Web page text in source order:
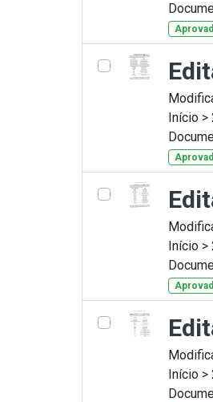
Início >
Início >
Início >